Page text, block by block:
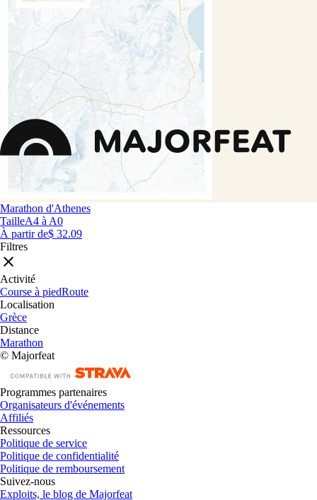
Marathon d'Athenes
TailleA4 à A0
À partir de$ 32.09
Filtres
Activité
Course à piedRoute
Localisation
Grèce
Distance
Marathon
© Majorfeat
Programmes partenaires
Organisateurs d'événements
Affiliés
Ressources
Politique de service
Politique de confidentialité
Politique de remboursement
Suivez-nous
Exploits, le blog de Majorfeat